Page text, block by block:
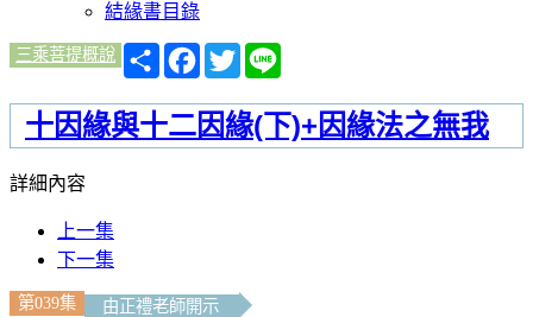
結緣書目錄
三乘菩提概說
分
享
Facebook
Twitter
十因緣與十二因緣(下)+因緣法之無我
詳細內容
上一集
下一集
第039集 由正禮老師開示